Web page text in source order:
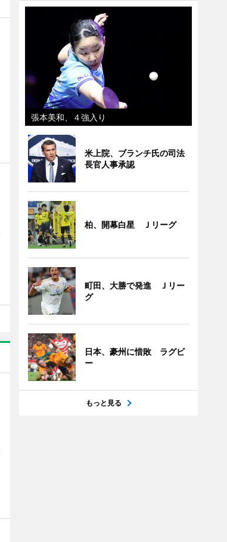
張本美和、４強入り
米上院、ブランチ氏の司法
長官人事承認
柏、開幕白星 Ｊリーグ
町田、大勝で発進 Ｊリー
グ
日本、豪州に惜敗 ラグビ
ー
もっと見る